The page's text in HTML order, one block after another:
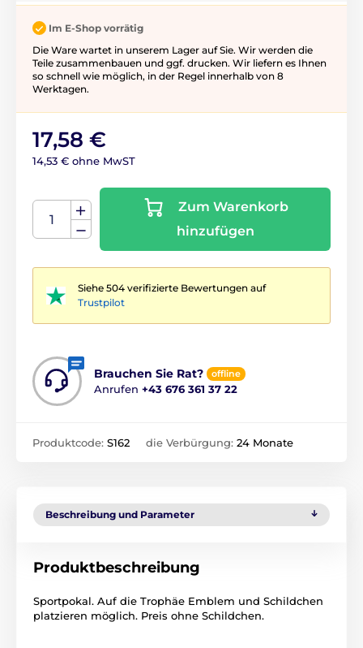
Im E-Shop vorrätig
Die Ware wartet in unserem Lager auf Sie. Wir werden die
Teile zusammenbauen und ggf. drucken. Wir liefern es Ihnen
so schnell wie möglich, in der Regel innerhalb von 8
Werktagen.
17,58 €
14,53 € ohne MwST
Zum Warenkorb
hinzufügen
Siehe 504 verifizierte Bewertungen auf
Trustpilot
Brauchen Sie Rat? offline
Anrufen +43 676 361 37 22
Produktcode: S162 die Verbürgung: 24 Monate
Beschreibung und Parameter
Produktbeschreibung
Sportpokal. Auf die Trophäe Emblem und Schildchen
platzieren möglich. Preis ohne Schildchen.